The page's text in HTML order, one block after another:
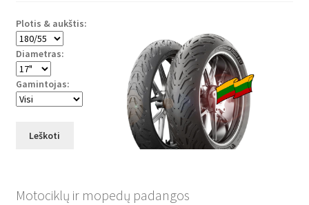
Plotis & aukštis:
Diametras:
Gamintojas:
Leškoti
Motociklų ir mopedų padangos